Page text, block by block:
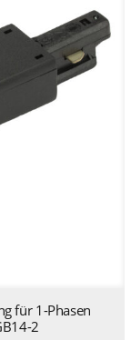
für 1-Phasen
2